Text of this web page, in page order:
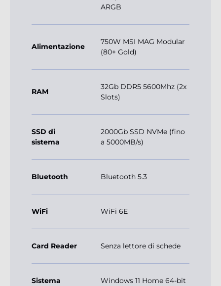
ARGB
Alimentazione
750W MSI MAG Modular
(80+ Gold)
RAM
32Gb DDR5 5600Mhz (2x
Slots)
SSD di
sistema
2000Gb SSD NVMe (fino
a 5000MB/s)
Bluetooth Bluetooth 5.3
WiFi WiFi 6E
Card Reader Senza lettore di schede
Sistema
Windows 11 Home 64-bit